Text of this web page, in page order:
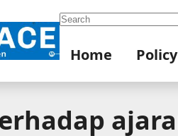
Search
Home Policy